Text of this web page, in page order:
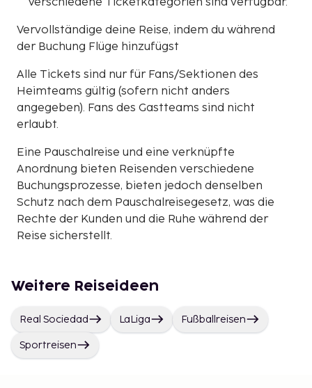
Vervollständige deine Reise, indem du während
der Buchung Flüge hinzufügst
Alle Tickets sind nur für Fans/Sektionen des
Heimteams gültig (sofern nicht anders
angegeben). Fans des Gastteams sind nicht
erlaubt.
Eine Pauschalreise und eine verknüpfte
Anordnung bieten Reisenden verschiedene
Buchungsprozesse, bieten jedoch denselben
Schutz nach dem Pauschalreisegesetz, was die
Rechte der Kunden und die Ruhe während der
Reise sicherstellt.
Weitere Reiseideen
Real Sociedad LaLiga Fußballreisen
Sportreisen